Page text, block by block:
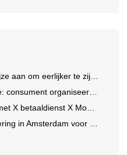
te zijn naar verkopers en consumenten
eet- en koopgedrag bewuster
X Money uit in VS: zorgen in Washington
voor nieuw concern voedingsmerken Unilever